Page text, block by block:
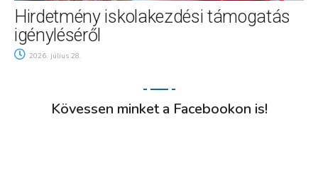
Hirdetmény iskolakezdési támogatás
igényléséről
2026. július 28.
Kövessen minket a Facebookon is!